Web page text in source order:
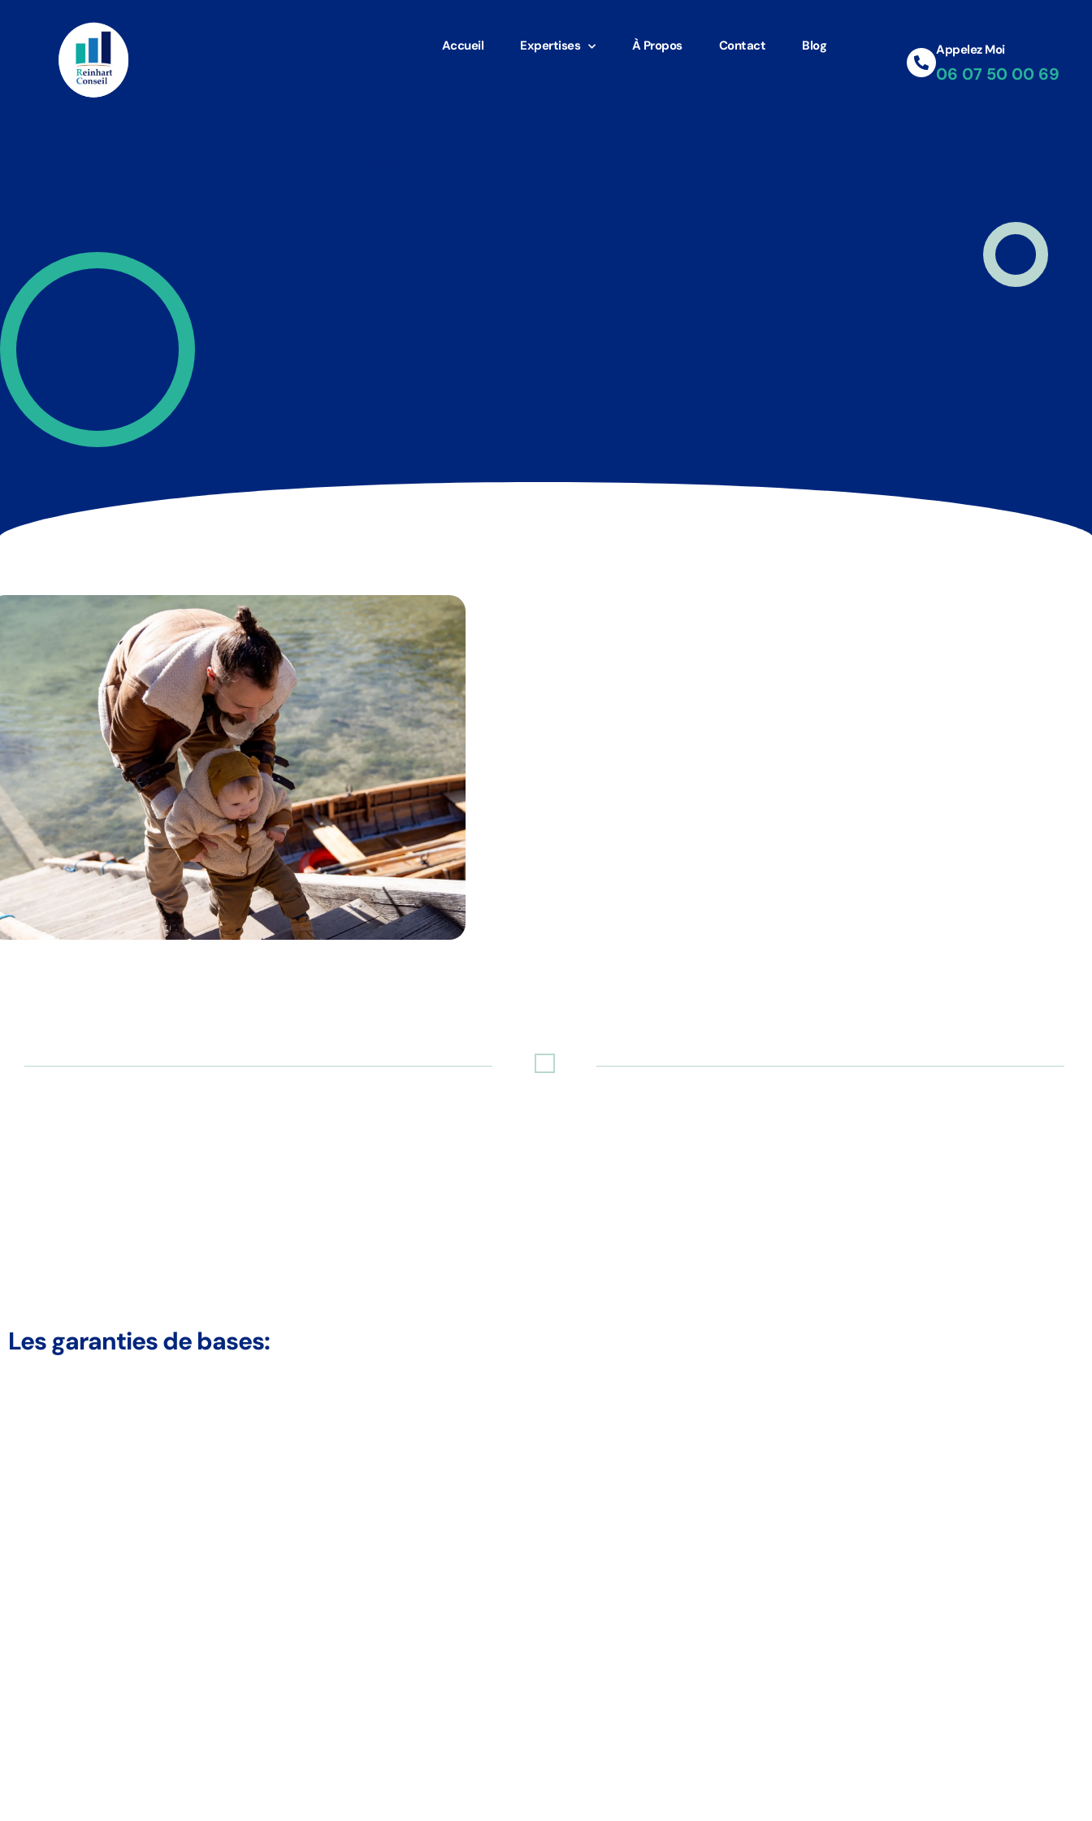
Accueil Expertises À Propos Contact Blog Appelez Moi
06 07 50 00 69
Les garanties de bases: